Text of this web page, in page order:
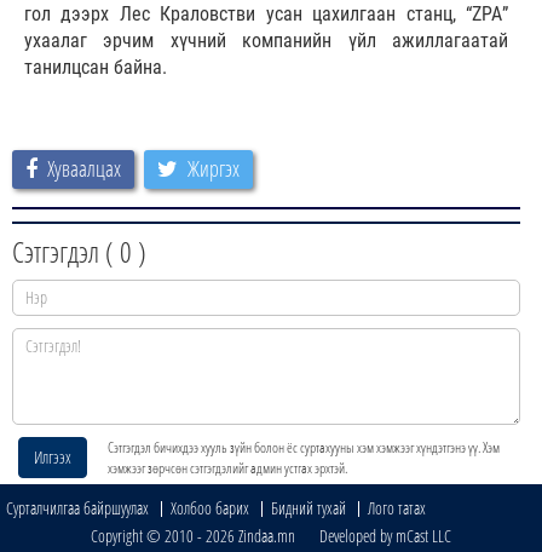
гол дээрх Лес Краловстви усан цахилгаан станц, “ZPA”
ухаалаг эрчим хүчний компанийн үйл ажиллагаатай
танилцсан байна.
Хуваалцах Жиргэх
Сэтгэгдэл ( 0 )
Илгээх
Сэтгэгдэл бичихдээ хууль зүйн болон ёс суртахууны хэм хэмжээг хүндэтгэнэ үү. Хэм
хэмжээг зөрчсөн сэтгэгдэлийг админ устгах эрхтэй.
Сурталчилгаа байршуулах Холбоо барих Бидний тухай
Лого татах
Copyright © 2010 - 2026 Zindaa.mn Developed by mCast LLC